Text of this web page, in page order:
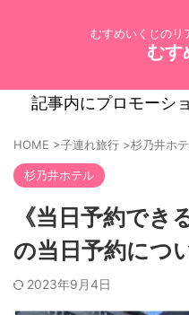
むすめいくじのリ
むす
記事内にプロモーシ
HOME >子連れ旅行 >杉乃井ホ
杉乃井ホテル
《当日予約でき
の当日予約につ
2023年9月4日